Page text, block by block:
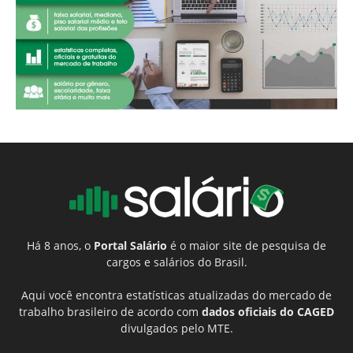
Há 8 anos, o Portal Salário é o maior site de pesquisa de
cargos e salários do Brasil.
Aqui você encontra estatísticas atualizadas do mercado de
trabalho brasileiro de acordo com dados oficiais do CAGED
divulgados pelo MTE.